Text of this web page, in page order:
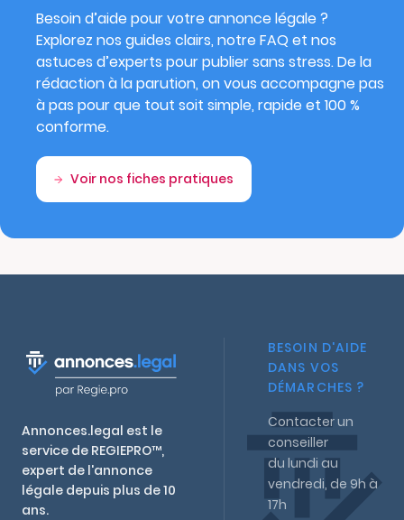
Besoin d’aide pour votre annonce légale ?
Explorez nos guides clairs, notre FAQ et nos
astuces d’experts pour publier sans stress. De la
rédaction à la parution, on vous accompagne pas
à pas pour que tout soit simple, rapide et 100 %
conforme.
Voir nos fiches pratiques
Annonces.legal est le
service de REGIEPRO™,
expert de l'annonce
légale depuis plus de 10
ans.
BESOIN D'AIDE
DANS VOS
DÉMARCHES ?
Contacter un
conseiller
du lundi au
vendredi, de 9h à
17h